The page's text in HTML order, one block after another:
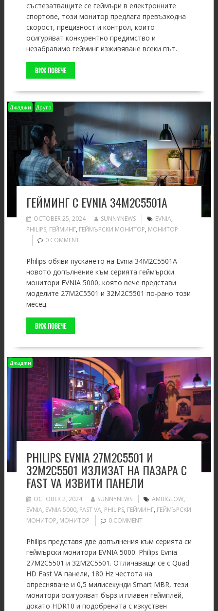
състезатващите се геймъри в електронните
спортове, този монитор предлага превъзходна
скорост, прецизност и контрол, които
осигуряват конкурентно предимство и
незабравимо гейминг изживяване всеки път.
ВИЖ ПОВЕЧЕ
Джаджи Друго
ГЕЙМИНГ С EVNIA 34M2C5501A
OCTOBER 25, 2024 SUNNYNEWS EVNIA,
PHILIPS, ГЕЙМИНГ, ГЕЙМЪРСКИ МОНИТОР, МОНИТОР
0 COMMENT
Philips обяви пускането на Evnia 34M2C5501A –
новото допълнение към серията геймърски
монитори EVNIA 5000, която вече представи
моделите 27M2C5501 и 32M2C5501 по-рано този
месец.
ВИЖ ПОВЕЧЕ
Джаджи
PHILIPS EVNIA 27M2C5501 И
32M2C5501 ИЗЛИЗАТ НА ПАЗАРА С
FAST VA ИЗВИТИ ПАНЕЛИ
OCTOBER 2, 2024 SUNNYNEWS AMBIGLOW,
EVNIA, EVNIA 5000, FAST VA, PHILIPS, ГЕЙМИНГ, ГЕЙМЪРСКИ
МОНИТОР, МОНИТОР 0 COMMENT
Philips представя две допълнения към серията си
геймърски монитори EVNIA 5000: Philips Evnia
27M2C5501 и 32M2C5501. Отличаващи се с Quad
HD Fast VA панели, 180 Hz честота на
опресняване и 0,5 милисекунди Smart MBR, тези
монитори осигуряват бърз и плавен геймплей,
докато HDR10 и подобрената с изкуствен